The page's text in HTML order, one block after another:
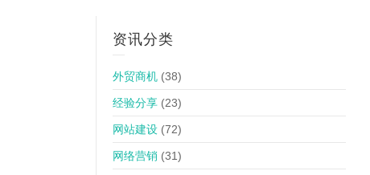
资讯分类
外贸商机 (38)
经验分享 (23)
网站建设 (72)
网络营销 (31)